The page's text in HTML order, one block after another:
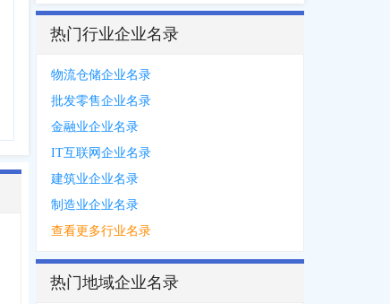
热门行业企业名录
物流仓储企业名录
批发零售企业名录
金融业企业名录
IT互联网企业名录
建筑业企业名录
制造业企业名录
查看更多行业名录
热门地域企业名录